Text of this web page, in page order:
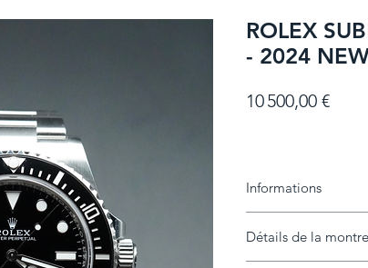
ROLEX
- 2024
10 500,00 €Prix
Informations
Marque
Détails de la montre